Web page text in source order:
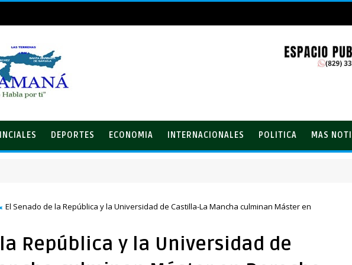
DEPORTES ECONOMIA INTERNACIONALES POLITICA MAS
El Senado de la República y la Universidad de Castilla-La Mancha culminan Máster en
República y la Universidad de